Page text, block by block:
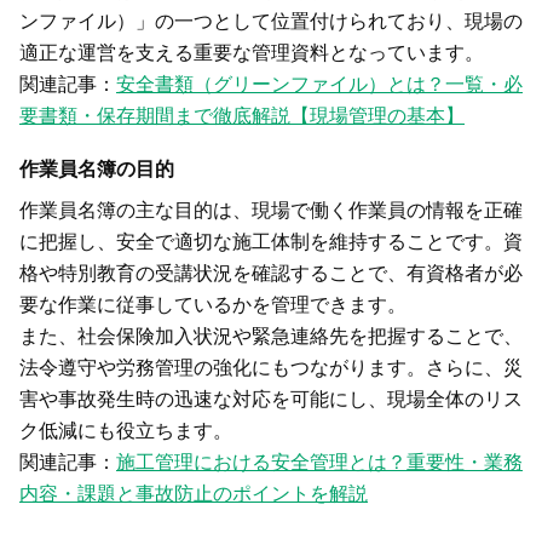
ンファイル）」の一つとして位置付けられており、現場の
適正な運営を支える重要な管理資料となっています。
関連記事： 安全書類（グリーンファイル）とは？一覧・必
要書類・保存期間まで徹底解説【現場管理の基本】
作業員名簿の目的
作業員名簿の主な目的は、現場で働く作業員の情報を正確
に把握し、安全で適切な施工体制を維持することです。資
格や特別教育の受講状況を確認することで、有資格者が必
要な作業に従事しているかを管理できます。
また、社会保険加入状況や緊急連絡先を把握することで、
法令遵守や労務管理の強化にもつながります。さらに、災
害や事故発生時の迅速な対応を可能にし、現場全体のリス
ク低減にも役立ちます。
関連記事： 施工管理における安全管理とは？重要性・業務
内容・課題と事故防止のポイントを解説